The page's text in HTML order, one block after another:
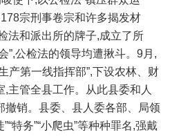
宗刑事卷宗和许多揭发材
法和派出所的牌子,成立了所
”,公检法的领导均遭揪斗。9月,
产第一线指挥部”,下设农林、财
主管全县工作。从此县委和人
撤销。县委、县人委各部、局领
特务”“小爬虫”等种种罪名,强戴